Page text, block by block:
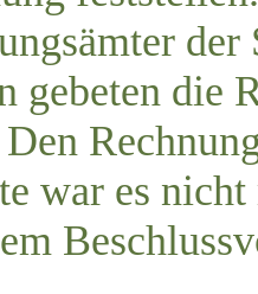
gebeten die
war es